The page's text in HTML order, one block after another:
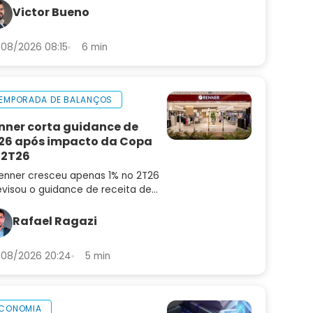
pagadoras sustentáveis de
Victor Bueno
2026 08:15 6 min
DE BALANÇOS
corta guidance de
após impacto da Copa
cresceu apenas 1% no 2T26
o guidance de receita de
e as perspectivas para
Rafael Ragazi
2026 20:24 5 min